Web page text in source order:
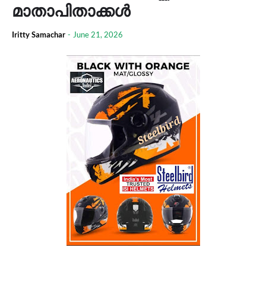
മാതാപിതാക്കള്‍
Iritty Samachar - June 21, 2026